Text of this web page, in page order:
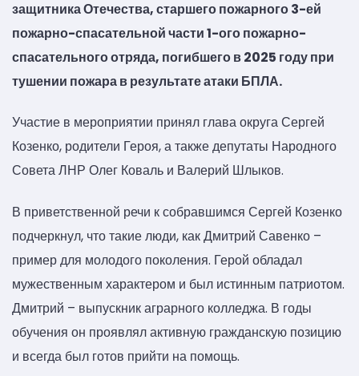
защитника Отечества, старшего пожарного 3-ей
пожарно-спасательной части 1-ого пожарно-
спасательного отряда, погибшего в 2025 году при
тушении пожара в результате атаки БПЛА.
Участие в мероприятии принял глава округа Сергей
Козенко, родители Героя, а также депутаты Народного
Совета ЛНР Олег Коваль и Валерий Шлыков.
В приветственной речи к собравшимся Сергей Козенко
подчеркнул, что такие люди, как Дмитрий Савенко –
пример для молодого поколения. Герой обладал
мужественным характером и был истинным патриотом.
Дмитрий – выпускник аграрного колледжа. В годы
обучения он проявлял активную гражданскую позицию
и всегда был готов прийти на помощь.